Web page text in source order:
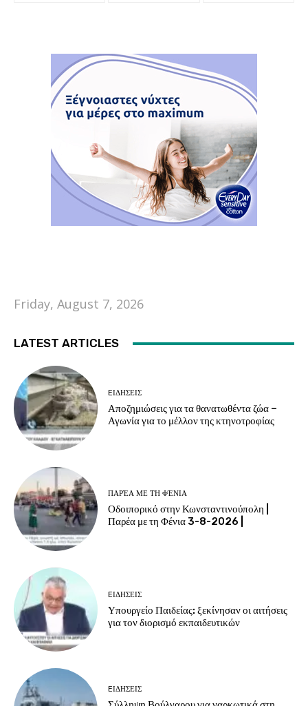
Friday, August 7, 2026
LATEST ARTICLES
EΙΔΗΣΕΙΣ
Αποζημιώσεις για τα θανατωθέντα ζώα –
Αγωνία για το μέλλον της κτηνοτροφίας
ΠΑΡΈΑ ΜΕ ΤΗ ΦΈΝΙΑ
Οδοιπορικό στην Κωνσταντινούπολη |
Παρέα με τη Φένια 3-8-2026 |
EΙΔΗΣΕΙΣ
Υπουργείο Παιδείας: ξεκίνησαν οι αιτήσεις
για τον διορισμό εκπαιδευτικών
EΙΔΗΣΕΙΣ